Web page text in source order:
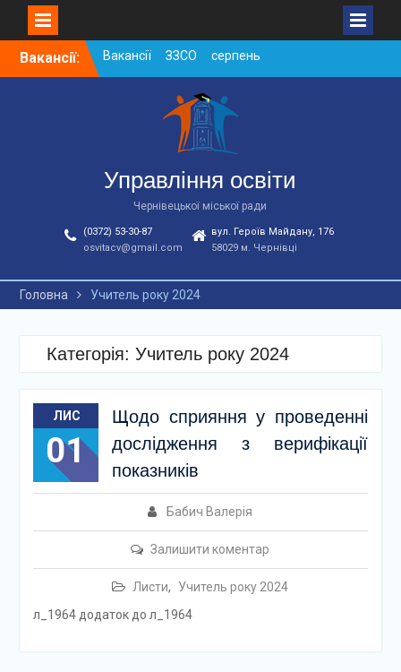
SkipВакансії:
Вакансії ЗЗСО червень
2026
Вакансії у ЗДО та
дошкільних підрозділах
ЗЗСО станом на
01.08.2026 р.
Вакансії ЗЗСО серпень
2026
Управління освіти
Чернівецької міської ради
(0372) 53-30-87
osvitacv@gmail.com
вул. Героїв Майдану, 176
58029 м. Чернівці
Головна Учитель року 2024
Категорія: Учитель року 2024
ЛИС
01
Щодо сприяння у проведенні
дослідження з верифікації
показників
Бабич Валерія
Залишити коментар
Листи,
Учитель року 2024
л_1964 додаток до л_1964